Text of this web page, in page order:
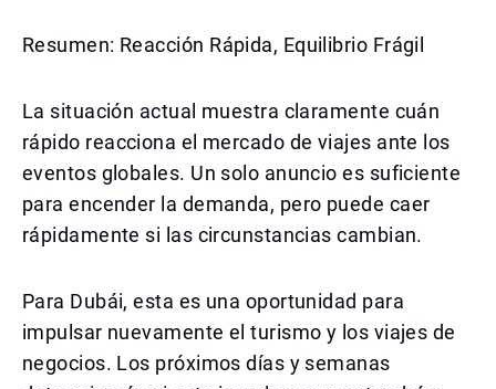
Resumen: Reacción Rápida, Equilibrio Frágil
La situación actual muestra claramente cuán
rápido reacciona el mercado de viajes ante los
eventos globales. Un solo anuncio es suficiente
para encender la demanda, pero puede caer
rápidamente si las circunstancias cambian.
Para Dubái, esta es una oportunidad para
impulsar nuevamente el turismo y los viajes de
negocios. Los próximos días y semanas